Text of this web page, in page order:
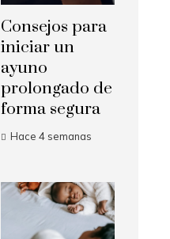
Consejos para
iniciar un
ayuno
prolongado de
forma segura
Hace 4 semanas